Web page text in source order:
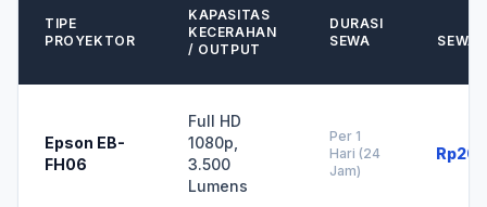
TIPE
PROYEKTOR
KAPASITAS
KECERAHAN
/ OUTPUT
DURASI
SEWA
SEWA
Epson EB-
FH06
Full HD
1080p,
3.500
Lumens
Per 1
Hari (24
Jam)